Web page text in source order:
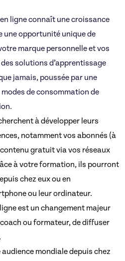
ligne connaît une croissance
une opportunité unique de
marque personnelle et vos
solutions d’apprentissage
jamais, poussée par une
de consommation de
à développer leurs
notamment vos abonnés (à
gratuit via vos réseaux
à votre formation, ils pourront
chez eux ou en
ou leur ordinateur.
est un changement majeur
ou formateur, de diffuser
mondiale depuis chez